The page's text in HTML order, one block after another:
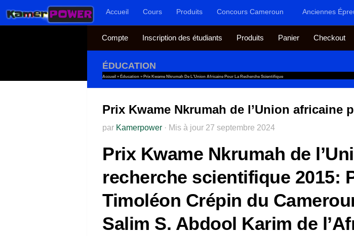
Au dessous du contenuAccueil Cours Produits Concours Cameroun Anciennes
Compte Inscription des étudiants Produits Panier Checkout
ÉDUCATION
Accueil » Éducation » Prix Kwame Nkrumah De L’Union Africaine Pour La Recherche Scientifique
Prix Kwame Nkrumah de l’Union africaine
par Kamerpower · Mis à jour 27 septembre 2024
Prix Kwame Nkrumah de
recherche scientifique 2015:
Timoléon Crépin du
Salim S. Abdool Karim de